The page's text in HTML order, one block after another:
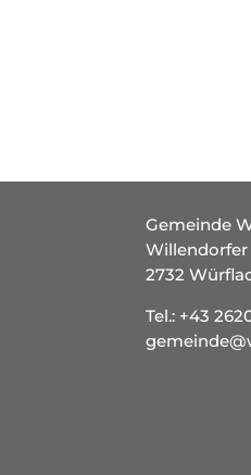
Gemeinde
Willendorfer
2732
Tel.: +43